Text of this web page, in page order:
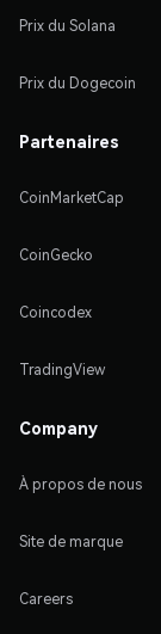
Prix du Solana
Prix du Dogecoin
Partenaires
CoinMarketCap
CoinGecko
Coincodex
TradingView
Company
À propos de nous
Site de marque
Careers